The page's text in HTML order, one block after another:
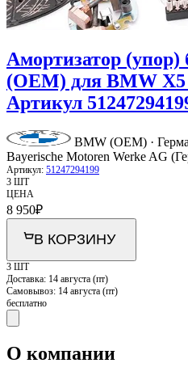
Амортизатор
(OEM) для BMW X5
Артикул
BMW (OEM) ·
Bayerische Motoren Werke AG
Артикул: 51247294199
3 ШТ
ЦЕНА
8 950₽
В КОРЗИНУ
3 ШТ
Доставка: 14 августа (пт)
Самовывоз: 14 августа (пт)
бесплатно
О компании